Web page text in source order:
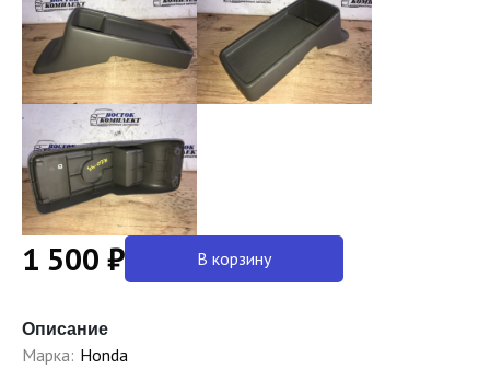
1 500 ₽ В корзину
Описание
Марка: Honda